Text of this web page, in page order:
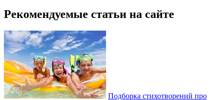
Рекомендуемые статьи на сайте
Подборка стихотворений про